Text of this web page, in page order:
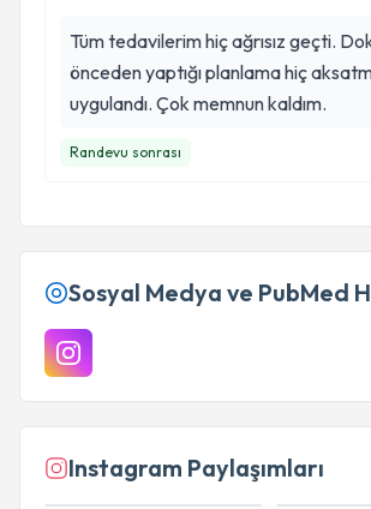
Tüm tedavilerim hiç ağrısız geçti.
önceden yaptığı planlama hiç
uygulandı. Çok memnun kaldım.
Randevu sonrası
Sosyal Medya ve PubMed
Instagram Paylaşımları